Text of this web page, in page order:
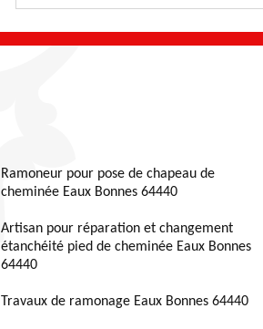
Ramoneur pour pose de chapeau de
cheminée Eaux Bonnes 64440
Artisan pour réparation et changement
étanchéité pied de cheminée Eaux Bonnes
64440
Travaux de ramonage Eaux Bonnes 64440